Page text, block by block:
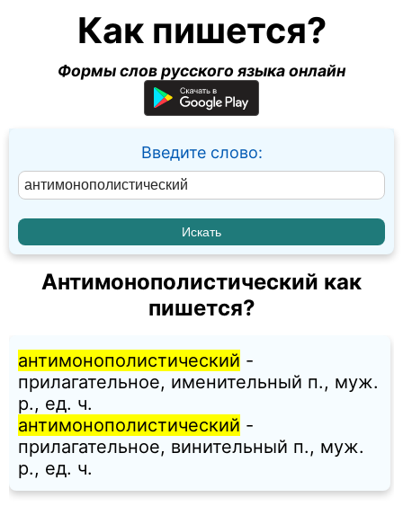
Как пишется?
Формы слов русского языка онлайн
Введите слово:
Антимонополистический как
пишется?
антимонополистический -
прилагательное, именительный п., муж.
p., ед. ч.
антимонополистический -
прилагательное, винительный п., муж.
p., ед. ч.